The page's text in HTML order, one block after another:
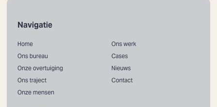
Navigatie
Home
Ons bureau
Onze overtuiging
Ons traject
Onze mensen
Ons werk
Cases
Nieuws
Contact